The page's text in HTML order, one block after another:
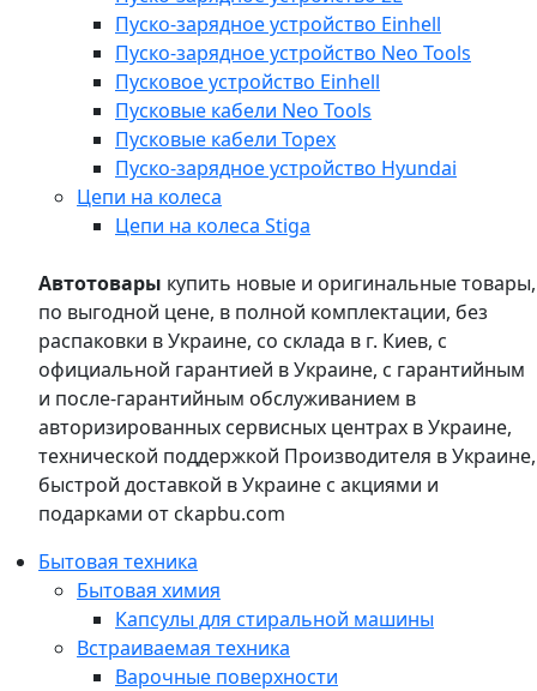
Пуско-зарядное устройство Einhell
Пуско-зарядное устройство Neo Tools
Пусковое устройство Einhell
Пусковые кабели Neo Tools
Пусковые кабели Topex
Пуско-зарядное устройство Hyundai
Цепи на колеса
Цепи на колеса Stiga
Автотовары купить новые и оригинальные товары,
по выгодной цене, в полной комплектации, без
распаковки в Украине, со склада в г. Киев, с
официальной гарантией в Украине, с гарантийным
и после-гарантийным обслуживанием в
авторизированных сервисных центрах в Украине,
технической поддержкой Производителя в Украине,
быстрой доставкой в Украине с акциями и
подарками от ckapbu.com
Бытовая техника
Бытовая химия
Капсулы для стиральной машины
Встраиваемая техника
Варочные поверхности